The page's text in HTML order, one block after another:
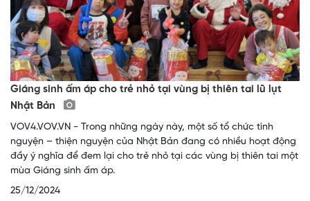
Giáng sinh ấm áp cho trẻ nhỏ tại vùng bị thiên tai lũ lụt
Nhật Bản
VOV4.VOV.VN - Trong những ngày này, một số tổ chức tình
nguyện – thiện nguyện của Nhật Bản đang có nhiều hoạt động
đầy ý nghĩa để đem lại cho trẻ nhỏ tại các vùng bị thiên tai một
mùa Giáng sinh ấm áp.
25/12/2024